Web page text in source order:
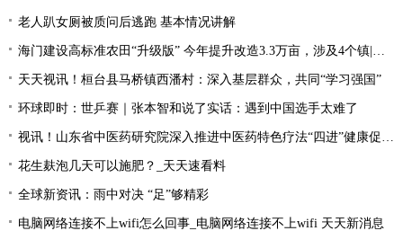
老人趴女厕被质问后逃跑 基本情况讲解
海门建设高标准农田“升级版” 今年提升改造3.3万亩，涉及4个镇|每日速读
天天视讯！桓台县马桥镇西潘村：深入基层群众，共同“学习强国”
环球即时：世乒赛｜张本智和说了实话：遇到中国选手太难了
视讯！山东省中医药研究院深入推进中医药特色疗法“四进”健康促进行动
花生麸泡几天可以施肥？_天天速看料
全球新资讯：雨中对决 “足”够精彩
电脑网络连接不上wifi怎么回事_电脑网络连接不上wifi 天天新消息